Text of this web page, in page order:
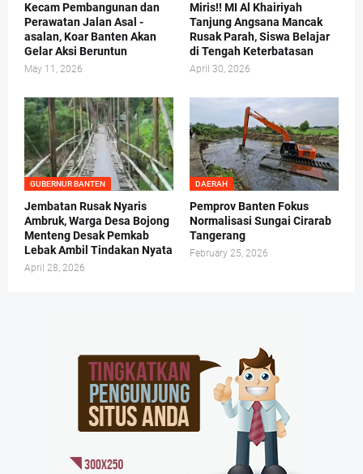
Kecam Pembangunan dan
Perawatan Jalan Asal -
asalan, Koar Banten Akan
Gelar Aksi Beruntun
May 11, 2026
Miris!! MI Al Khairiyah
Tanjung Angsana Mancak
Rusak Parah, Siswa Belajar
di Tengah Keterbatasan
April 30, 2026
GUBERNUR BANTEN
Jembatan Rusak Nyaris
Ambruk, Warga Desa Bojong
Menteng Desak Pemkab
Lebak Ambil Tindakan Nyata
April 28, 2026
DAERAH
Pemprov Banten Fokus
Normalisasi Sungai Cirarab
Tangerang
February 25, 2026